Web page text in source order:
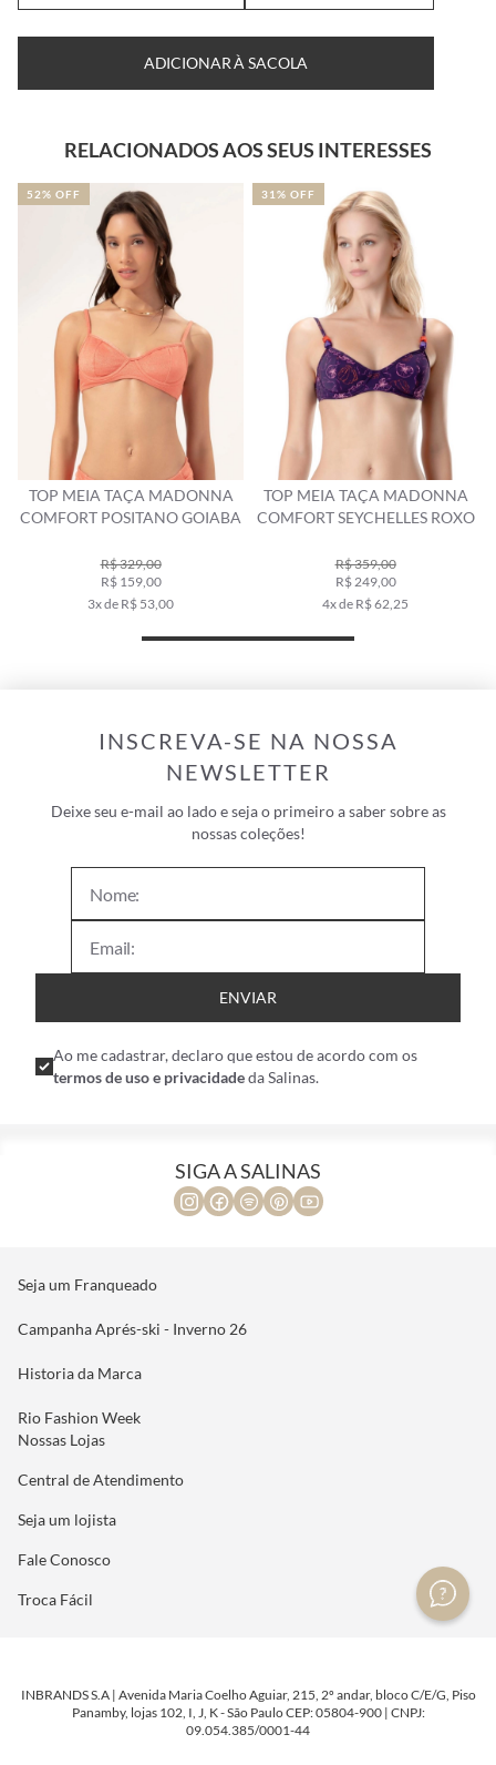
ADICIONAR À SACOLA
RELACIONADOS AOS SEUS INTERESSES
TOP MEIA TAÇA MADONNA
COMFORT POSITANO GOIABA
R$ 329,00
R$ 159,00
3x de R$ 53,00
52% OFF
TOP MEIA TAÇA MADONNA
COMFORT SEYCHELLES ROXO
R$ 359,00
R$ 249,00
4x de R$ 62,25
31% OFF
INSCREVA-SE NA NOSSA
NEWSLETTER
Deixe seu e-mail ao lado e seja o primeiro a saber sobre as
nossas coleções!
ENVIAR
Ao me cadastrar, declaro que estou de acordo com os
termos de uso e privacidadeda Salinas.
SIGA A SALINAS
Seja um Franqueado
Campanha Aprés-ski - Inverno 26
Historia da Marca
Rio Fashion Week
Nossas Lojas
Central de Atendimento
Seja um lojista
Fale Conosco
Troca Fácil
INBRANDS S.A | Avenida Maria Coelho Aguiar, 215, 2º andar, bloco C/E/G, Piso
Panamby, lojas 102, I, J, K - São Paulo CEP: 05804-900 | CNPJ:
09.054.385/0001-44